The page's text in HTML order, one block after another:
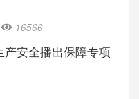
16566
安全播出保障专项